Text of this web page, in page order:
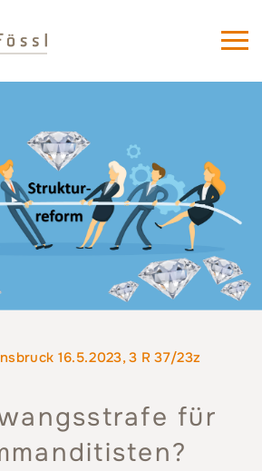
16.5.2023, 3 R 37/23z
für